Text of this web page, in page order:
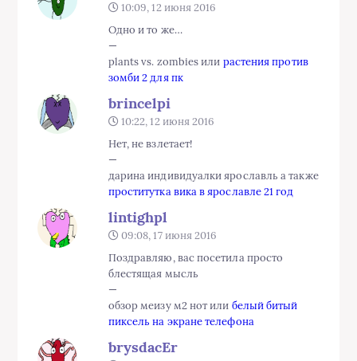
10:09, 12 июня 2016
Одно и то же…
—
plants vs. zombies или растения против
зомби 2 для пк
brincelpi
10:22, 12 июня 2016
Нет, не взлетает!
—
дарина индивидуалки ярославль а также
проститутка вика в ярославле 21 год
lintighpl
09:08, 17 июня 2016
Поздравляю, вас посетила просто
блестящая мысль
—
обзор меизу м2 нот или белый битый
пиксель на экране телефона
brysdacEr